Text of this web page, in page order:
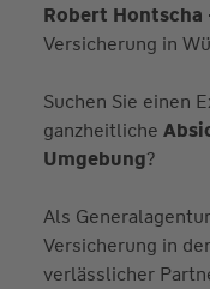
Robert Hontscha
Versicherung in
Suchen Sie einen
ganzheitliche
Umgebung?
Als
Versicherung in
verlässlicher